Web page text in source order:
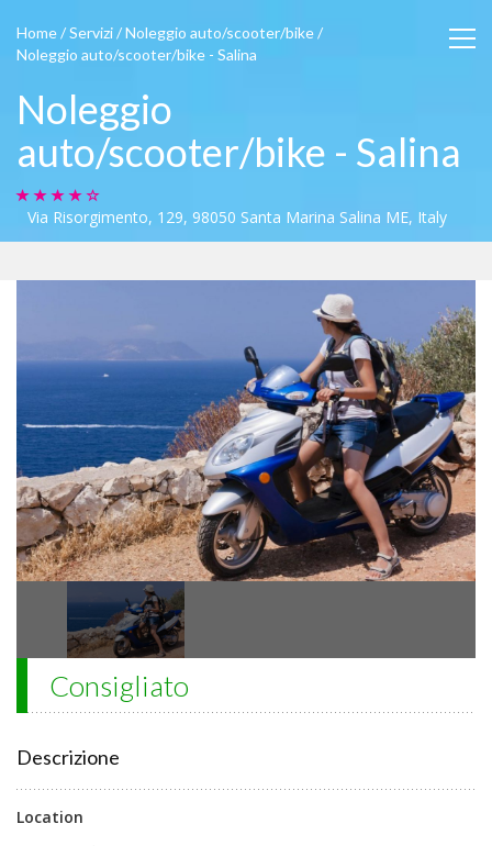
Home/Servizi/Noleggio auto/scooter/bike/
Noleggio auto/scooter/bike - Salina
Noleggio
auto/scooter/bike - Salina
Via Risorgimento, 129, 98050 Santa Marina Salina ME, Italy
Consigliato
Descrizione
Location